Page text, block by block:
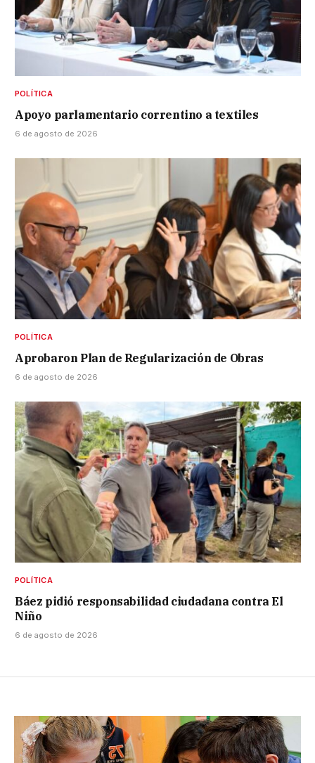
POLÍTICA
Apoyo parlamentario correntino a textiles
6 de agosto de 2026
POLÍTICA
Aprobaron Plan de Regularización de Obras
6 de agosto de 2026
POLÍTICA
Báez pidió responsabilidad ciudadana contra El
Niño
6 de agosto de 2026